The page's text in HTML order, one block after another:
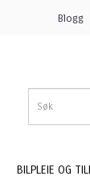
Blogg
BILPLEIE OG